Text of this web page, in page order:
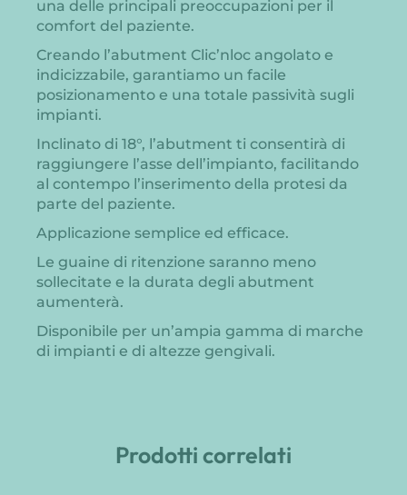
una delle principali preoccupazioni per il
comfort del paziente.
Creando l’abutment Clic’nloc angolato e
indicizzabile, garantiamo un facile
posizionamento e una totale passività sugli
impianti.
Inclinato di 18°, l’abutment ti consentirà di
raggiungere l’asse dell’impianto, facilitando
al contempo l’inserimento della protesi da
parte del paziente.
Applicazione semplice ed efficace.
Le guaine di ritenzione saranno meno
sollecitate e la durata degli abutment
aumenterà.
Disponibile per un’ampia gamma di marche
di impianti e di altezze gengivali.
Prodotti correlati